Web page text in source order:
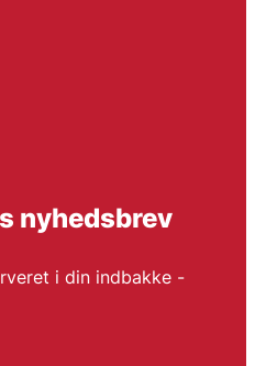
nyhedsbrev
i din indbakke -